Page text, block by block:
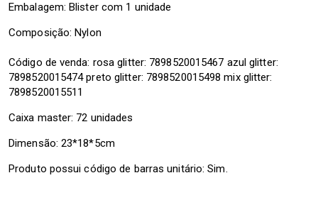
Embalagem: Blister com 1 unidade
Composição:Nylon
Código de venda: rosa glitter: 7898520015467 azul glitter:
7898520015474 preto glitter: 7898520015498 mix glitter:
7898520015511
Caixa master: 72 unidades
Dimensão: 23*18*5cm
Produto possui código de barras unitário: Sim.